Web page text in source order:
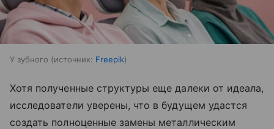
У зубного источник: Freepik
Хотя полученные структуры еще далеки от идеала,
исследователи уверены, что в будущем удастся
создать полноценные замены металлическим